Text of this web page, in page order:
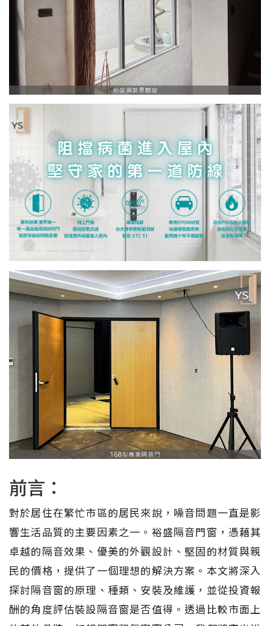
前言：
對於居住在繁忙市區的居民來說，噪音問題一直是影
響生活品質的主要因素之一。裕盛隔音門窗，憑藉其
卓越的隔音效果、優美的外觀設計、堅固的材質與親
民的價格，提供了一個理想的解決方案。本文將深入
探討隔音窗的原理、種類、安裝及維護，並從投資報
酬的角度評估裝設隔音窗是否值得。透過比較市面上